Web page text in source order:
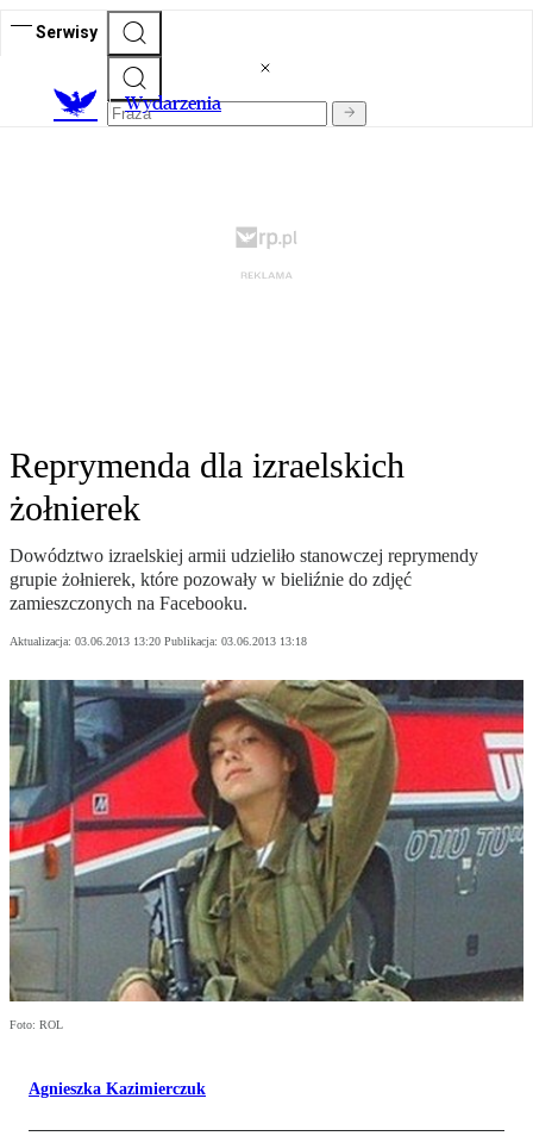
Serwisy
Wydarzenia
Reprymenda dla izraelskich
żołnierek
Dowództwo izraelskiej armii udzieliło stanowczej reprymendy
grupie żołnierek, które pozowały w bieliźnie do zdjęć
zamieszczonych na Facebooku.
Aktualizacja: 03.06.2013 13:20 Publikacja: 03.06.2013 13:18
Foto: ROL
Agnieszka Kazimierczuk